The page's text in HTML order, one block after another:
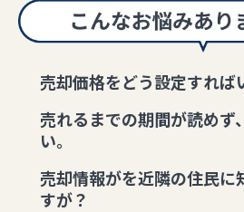
売却価格をどう設定すれば
売れるまでの期間が読めず
い。
売却情報がを近隣の住民に
すが？